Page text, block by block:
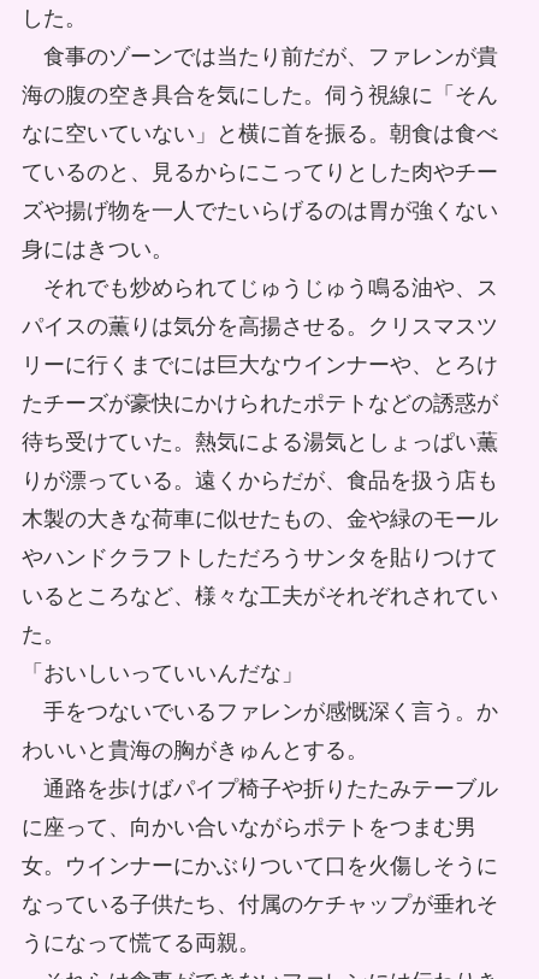
した。
食事のゾーンでは当たり前だが、ファレンが貴
海の腹の空き具合を気にした。伺う視線に「そん
なに空いていない」と横に首を振る。朝食は食べ
ているのと、見るからにこってりとした肉やチー
ズや揚げ物を一人でたいらげるのは胃が強くない
身にはきつい。
それでも炒められてじゅうじゅう鳴る油や、ス
パイスの薫りは気分を高揚させる。クリスマスツ
リーに行くまでには巨大なウインナーや、とろけ
たチーズが豪快にかけられたポテトなどの誘惑が
待ち受けていた。熱気による湯気としょっぱい薫
りが漂っている。遠くからだが、食品を扱う店も
木製の大きな荷車に似せたもの、金や緑のモール
やハンドクラフトしただろうサンタを貼りつけて
いるところなど、様々な工夫がそれぞれされてい
た。
「おいしいっていいんだな」
手をつないでいるファレンが感慨深く言う。か
わいいと貴海の胸がきゅんとする。
通路を歩けばパイプ椅子や折りたたみテーブル
に座って、向かい合いながらポテトをつまむ男
女。ウインナーにかぶりついて口を火傷しそうに
なっている子供たち、付属のケチャップが垂れそ
うになって慌てる両親。